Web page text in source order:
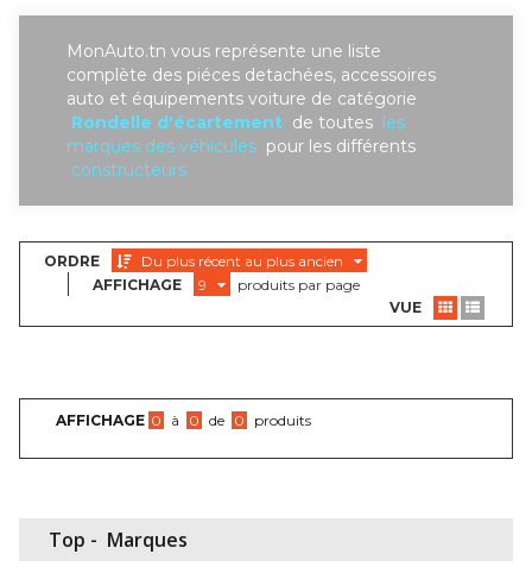
MonAuto.tn vous représente une liste
complète des piéces detachées, accessoires
auto et équipements voiture de catégorie
Rondelle d'écartement de toutes les
marques des véhicules pour les différents
constructeurs
ORDRE
Du plus récent au plus ancien
AFFICHAGE
9
produits par page
VUE
AFFICHAGE 0 à 0 de 0 produits
Top - Marques